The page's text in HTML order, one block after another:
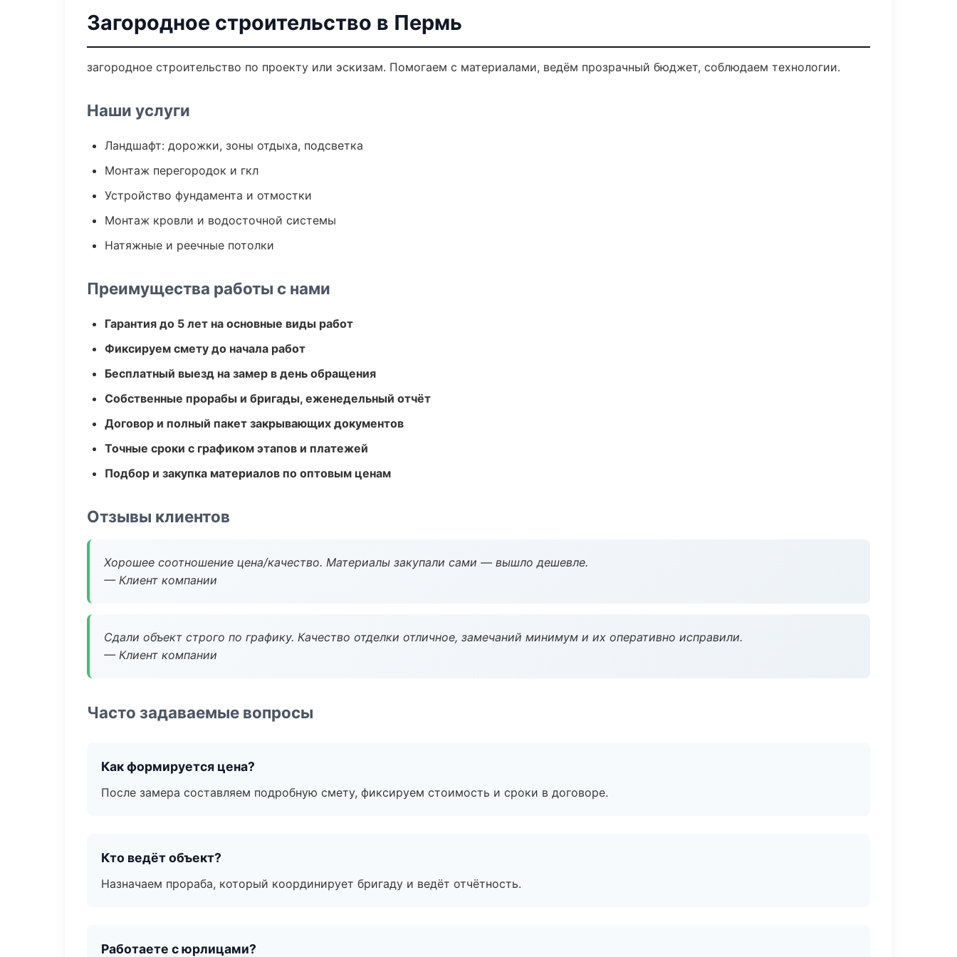
Загородное строительство в Пермь
загородное строительство по проекту или эскизам. Помогаем с материалами, ведём прозрачный бюджет, соблюдаем технологии.
Наши услуги
Ландшафт: дорожки, зоны отдыха, подсветка
Монтаж перегородок и гкл
Устройство фундамента и отмостки
Монтаж кровли и водосточной системы
Натяжные и реечные потолки
Преимущества работы с нами
Гарантия до 5 лет на основные виды работ
Фиксируем смету до начала работ
Бесплатный выезд на замер в день обращения
Собственные прорабы и бригады, еженедельный отчёт
Договор и полный пакет закрывающих документов
Точные сроки с графиком этапов и платежей
Подбор и закупка материалов по оптовым ценам
Отзывы клиентов
Хорошее соотношение цена/качество. Материалы закупали сами — вышло дешевле.
— Клиент компании
Сдали объект строго по графику. Качество отделки отличное, замечаний минимум и их оперативно исправили.
— Клиент компании
Часто задаваемые вопросы
Как формируется цена?
После замера составляем подробную смету, фиксируем стоимость и сроки в договоре.
Кто ведёт объект?
Назначаем прораба, который координирует бригаду и ведёт отчётность.
Работаете с юрлицами?